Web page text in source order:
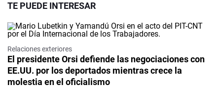
TE PUEDE INTERESAR
Relaciones exteriores
El presidente Orsi defiende las negociaciones con
EE.UU. por los deportados mientras crece la
molestia en el oficialismo